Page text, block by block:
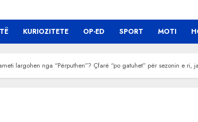
KURIOZITETE OP-ED SPORT MOTI
largohen nga “Përputhen”? Çfarë “po gatuhet” për sezonin e